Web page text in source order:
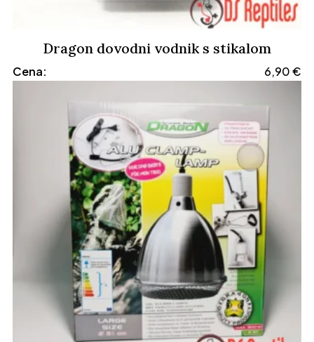
Dragon dovodni vodnik s stikalom
Cena: 6,90€